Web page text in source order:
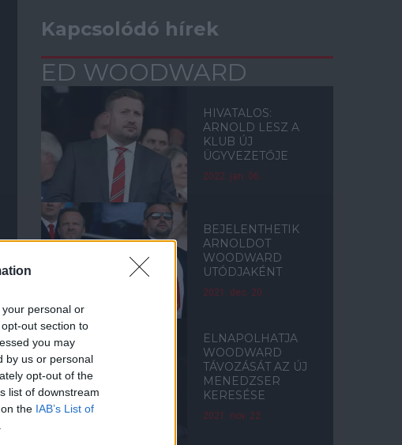
personal or
out section to
you may
by us or personal
opt-out of the
list of downstream
the IAB’s List of
Kapcsolódó hírek
ED WOODWARD
HIVATALOS:
ARNOLD LESZ A
KLUB ÚJ
ÜGYVEZETŐJE
2022. jan. 06.
BEJELENTHETIK
ARNOLDOT
WOODWARD
UTÓDJAKÉNT
2021. dec. 20.
ELNAPOLHATJA
WOODWARD
TÁVOZÁSÁT AZ ÚJ
MENEDZSER
KERESÉSE
2021. nov. 22.